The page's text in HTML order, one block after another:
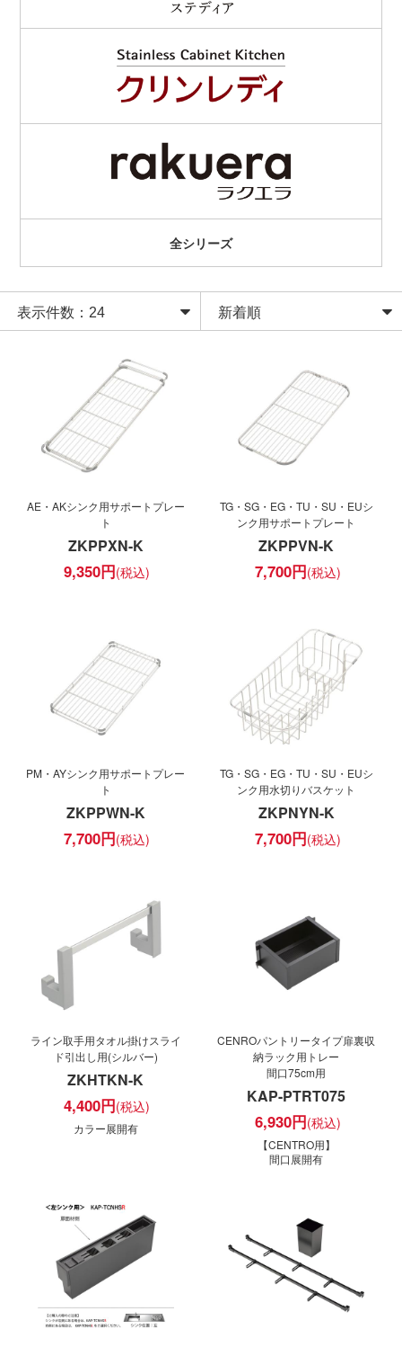
全シリーズ
AE・AKシンク用サポートプレー
ト
ZKPPXN-K
9,350円
TG・SG・EG・TU・SU・EUシ
ンク用サポートプレート
ZKPPVN-K
7,700円
PM・AYシンク用サポートプレー
ト
ZKPPWN-K
7,700円
TG・SG・EG・TU・SU・EUシ
ンク用水切りバスケット
ZKPNYN-K
7,700円
ライン取手用タオル掛けスライ
ド引出し用(シルバー)
ZKHTKN-K
4,400円
カラー展開有
CENROパントリータイプ扉裏収
納ラック用トレー
間口75cm用
KAP-PTRT075
6,930円
【CENTRO用】
間口展開有